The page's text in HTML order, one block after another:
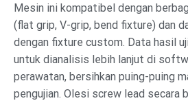
Mesin ini kompatibel dengan
(flat grip, V-grip, bend fixture) dan
dengan fixture custom. Data hasil
untuk dianalisis lebih lanjut di
perawatan, bersihkan puing-puing
pengujian. Olesi screw lead secara